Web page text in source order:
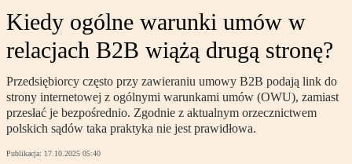
Kiedy ogólne warunki umów w
relacjach B2B wiążą drugą stronę?
Przedsiębiorcy często przy zawieraniu umowy B2B podają link do
strony internetowej z ogólnymi warunkami umów (OWU), zamiast
przesłać je bezpośrednio. Zgodnie z aktualnym orzecznictwem
polskich sądów taka praktyka nie jest prawidłowa.
Publikacja: 17.10.2025 05:40